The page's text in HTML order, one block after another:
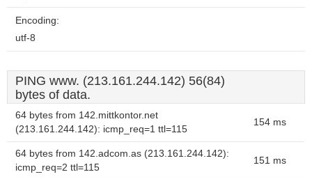
Encoding:
utf-8
PING www. (213.161.244.142) 56(84)
bytes of data.
64 bytes from 142.mittkontor.net
(213.161.244.142): icmp_req=1 ttl=115
154 ms
64 bytes from 142.adcom.as (213.161.244.142):
icmp_req=2 ttl=115
151 ms